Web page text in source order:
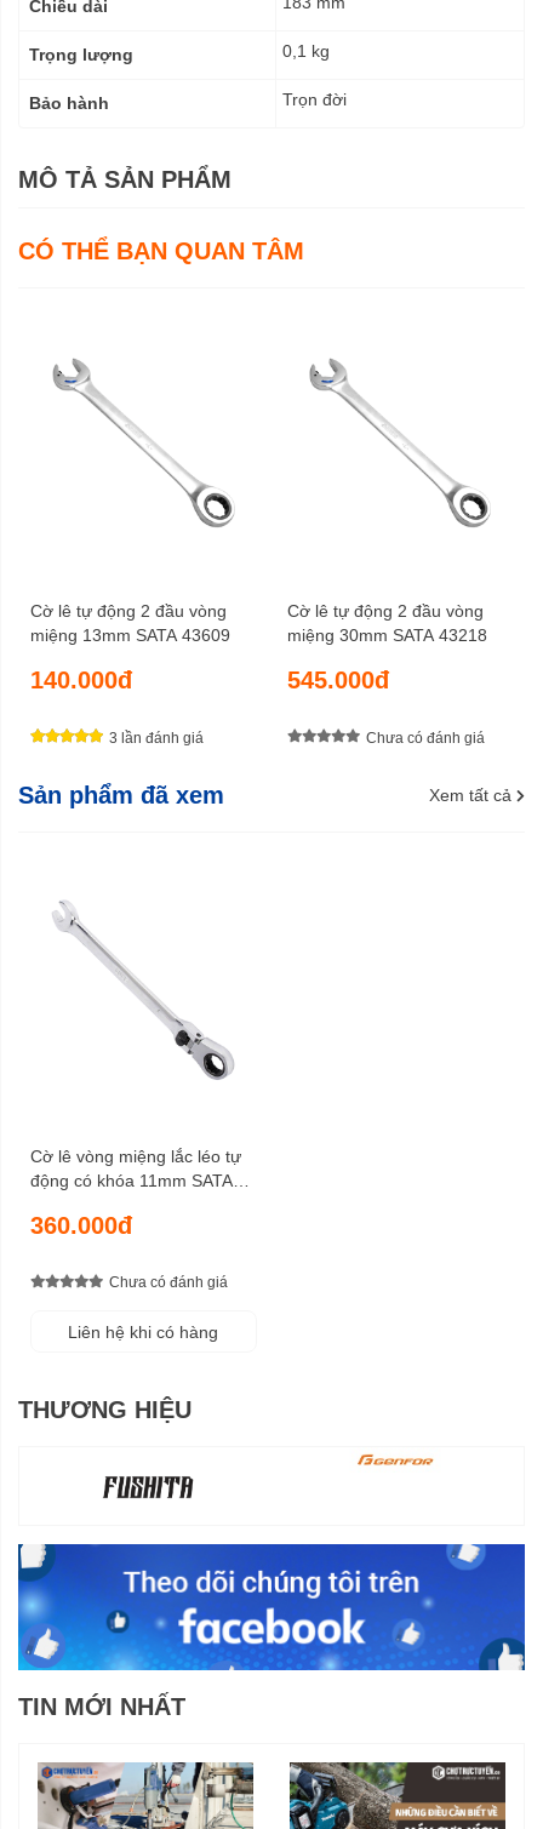
Chiều dài
Trọng lượng 0,1 kg
Bảo hành Trọn đời
MÔ TẢ SẢN PHẨM
CÓ THỂ BẠN QUAN TÂM
Cờ lê tự động 2 đầu vòng
miệng 13mm SATA 43609
140.000đ
3 lần đánh giá
Cờ lê tự động 2 đầu vòng
miệng 30mm SATA 43218
545.000đ
Chưa có đánh giá
Sản phẩm đã xem Xem tất cả
Cờ lê vòng miệng lắc léo tự
động có khóa 11mm SATA
360.000đ
Chưa có đánh giá
Liên hệ khi có hàng
THƯƠNG HIỆU
TIN MỚI NHẤT